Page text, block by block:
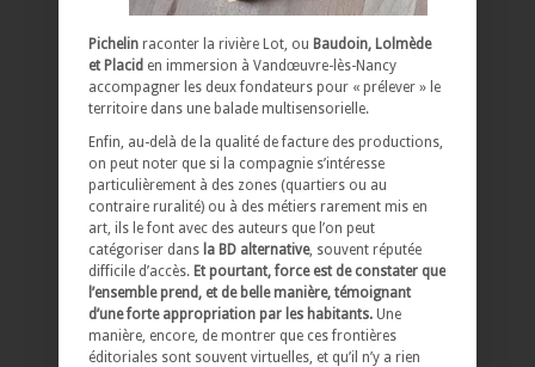
Pichelin raconter la rivière Lot, ou Baudoin, Lolmède
et Placid en immersion à Vandœuvre-lès-Nancy
accompagner les deux fondateurs pour « prélever » le
territoire dans une balade multisensorielle.
Enfin, au-delà de la qualité de facture des productions,
on peut noter que si la compagnie s’intéresse
particulièrement à des zones (quartiers ou au
contraire ruralité) ou à des métiers rarement mis en
art, ils le font avec des auteurs que l’on peut
catégoriser dans la BD alternative, souvent réputée
difficile d’accès. Et pourtant, force est de constater que
l’ensemble prend, et de belle manière, témoignant
d’une forte appropriation par les habitants. Une
manière, encore, de montrer que ces frontières
éditoriales sont souvent virtuelles, et qu’il n’y a rien